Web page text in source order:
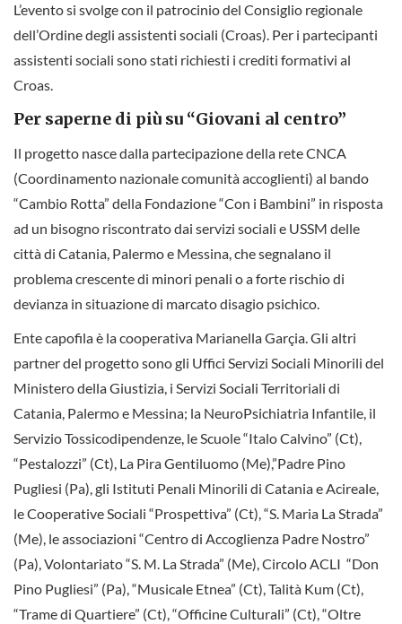
L’evento si svolge con il patrocinio del Consiglio regionale
dell’Ordine degli assistenti sociali (Croas). Per i partecipanti
assistenti sociali sono stati richiesti i crediti formativi al
Croas.
Per saperne di più su “Giovani al centro”
Il progetto nasce dalla partecipazione della rete CNCA
(Coordinamento nazionale comunità accoglienti) al bando
“Cambio Rotta” della Fondazione “Con i Bambini” in risposta
ad un bisogno riscontrato dai servizi sociali e USSM delle
città di Catania, Palermo e Messina, che segnalano il
problema crescente di minori penali o a forte rischio di
devianza in situazione di marcato disagio psichico.
Ente capofila è la cooperativa Marianella Garçia. Gli altri
partner del progetto sono gli Uffici Servizi Sociali Minorili del
Ministero della Giustizia, i Servizi Sociali Territoriali di
Catania, Palermo e Messina; la NeuroPsichiatria Infantile, il
Servizio Tossicodipendenze, le Scuole “Italo Calvino” (Ct),
“Pestalozzi” (Ct), La Pira Gentiluomo (Me),”Padre Pino
Pugliesi (Pa), gli Istituti Penali Minorili di Catania e Acireale,
le Cooperative Sociali “Prospettiva” (Ct), “S. Maria La Strada”
(Me), le associazioni “Centro di Accoglienza Padre Nostro”
(Pa), Volontariato “S. M. La Strada” (Me), Circolo ACLI “Don
Pino Pugliesi” (Pa), “Musicale Etnea” (Ct), Talità Kum (Ct),
“Trame di Quartiere” (Ct), “Officine Culturali” (Ct), “Oltre